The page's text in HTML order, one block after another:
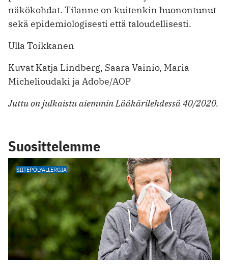
näkökohdat. Tilanne on kuitenkin huonontunut
sekä epidemiologisesti että taloudellisesti.
Ulla Toikkanen
Kuvat Katja Lindberg, Saara Vainio, Maria
Michelioudaki ja Adobe/AOP
Juttu on julkaistu aiemmin Lääkärilehdessä 40/2020.
Suosittelemme
SIITEPÖLYALLERGIA